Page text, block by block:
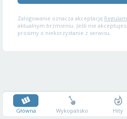
Zalogowanie oznacza akceptację
aktualnym brzmieniu. Jeśli nie
prosimy o niekorzystanie z serwisu.
Główna Wykopalisko Hity